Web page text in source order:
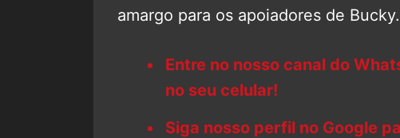
amargo para os apoiadores de Bucky.
Entre no nosso canal do
no seu celular!
Siga nosso perfil no Google